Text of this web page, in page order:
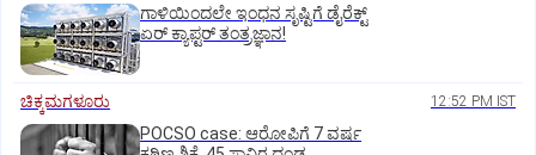
ಗಾಳಿಯಿಂದಲೇ ಇಂಧನ ಸೃಷ್ಟಿಗೆ ಡೈರೆಕ್ಟ್
ಏರ್‌ ಕ್ಯಾಪ್ಟರ್ ತಂತ್ರಜ್ಞಾನ!
ಚಿಕ್ಕಮಗಳೂರು 12:52 PM IST
POCSO case: ಆರೋಪಿಗೆ 7 ವರ್ಷ